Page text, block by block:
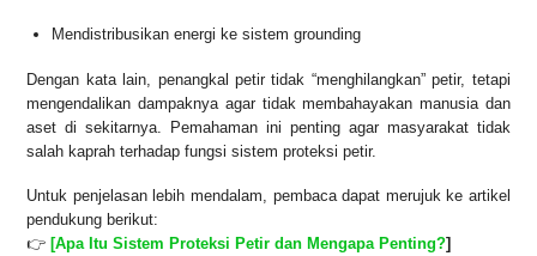
Mendistribusikan energi ke sistem grounding
Dengan kata lain, penangkal petir tidak “menghilangkan” petir, tetapi
mengendalikan dampaknya agar tidak membahayakan manusia dan
aset di sekitarnya. Pemahaman ini penting agar masyarakat tidak
salah kaprah terhadap fungsi sistem proteksi petir.
Untuk penjelasan lebih mendalam, pembaca dapat merujuk ke artikel
pendukung berikut:
👉 [Apa Itu Sistem Proteksi Petir dan Mengapa Penting?]